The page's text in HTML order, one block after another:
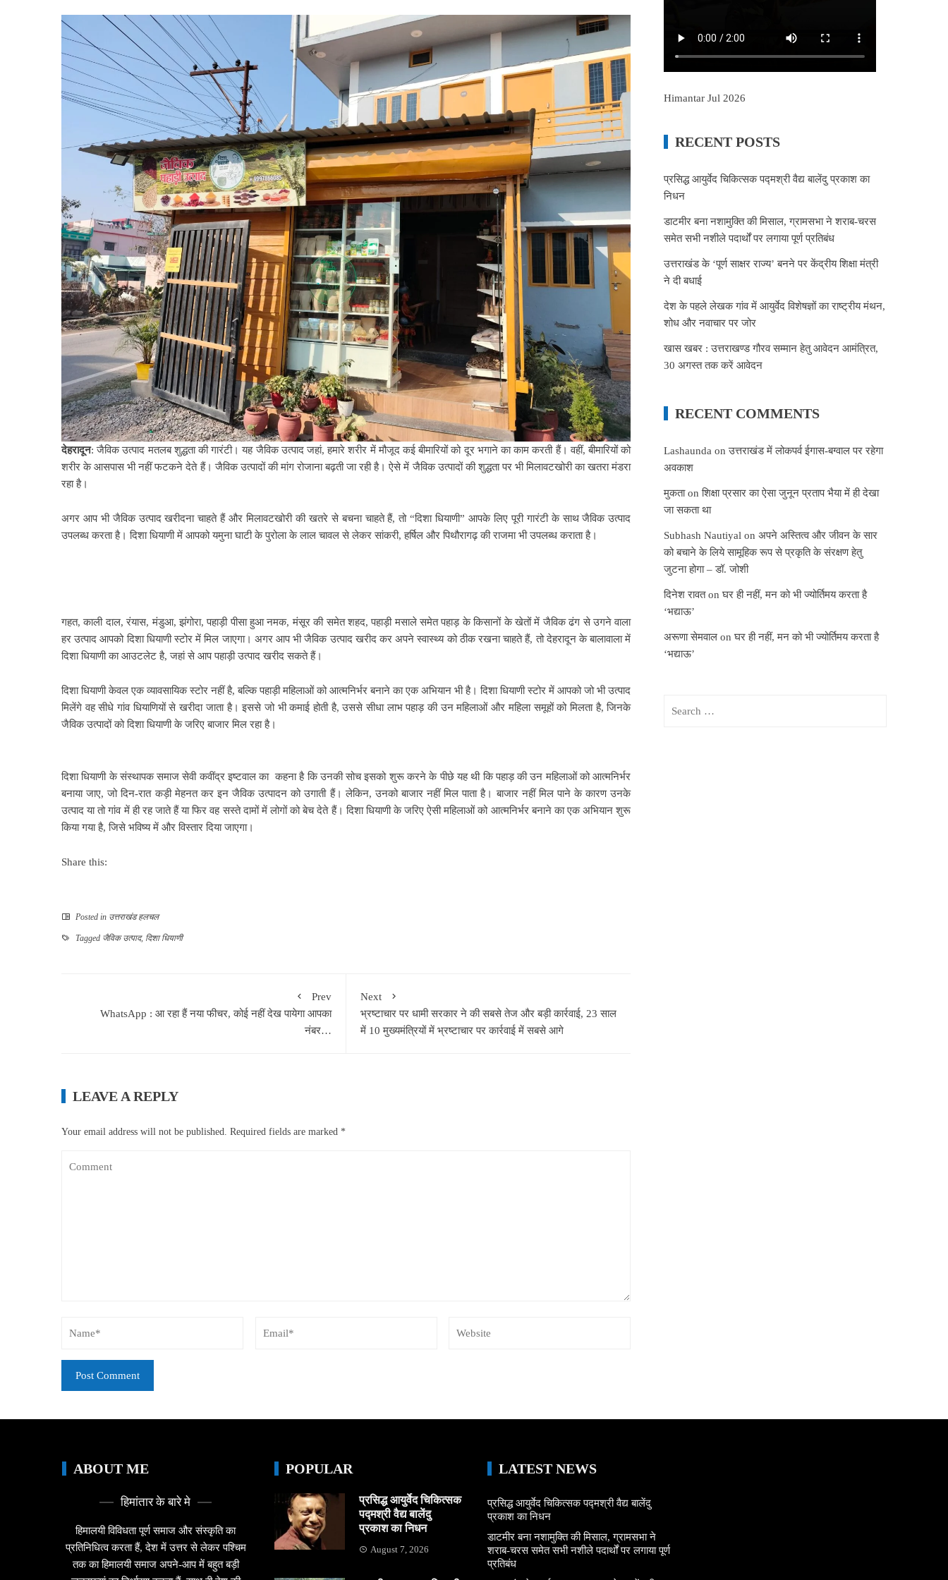
देहरादून: जैविक उत्पाद मतलब शुद्धता की गारंटी। यह जैविक उत्पाद जहां, हमारे शरीर में मौजूद कई बीमारियों को दूर भगाने का काम करती हैं। वहीं, बीमारियों को
शरीर के आसपास भी नहीं फटकने देते हैं। जैविक उत्पादों की मांग रोजाना बढ़ती जा रही है। ऐसे में जैविक उत्पादों की शुद्धता पर भी मिलावटखोरी का खतरा मंडरा
रहा है।
अगर आप भी जैविक उत्पाद खरीदना चाहते हैं और मिलावटखोरी की खतरे से बचना चाहते हैं, तो “दिशा धियाणी” आपके लिए पूरी गारंटी के साथ जैविक उत्पाद
उपलब्ध करता है। दिशा धियाणी में आपको यमुना घाटी के पुरोला के लाल चावल से लेकर सांकरी, हर्षिल और पिथौरागढ़ की राजमा भी उपलब्ध कराता है।
गहत, काली दाल, रंयास, मंडुआ, झंगोरा, पहाड़ी पीसा हुआ नमक, मंसूर की समेत शहद, पहाड़ी मसाले समेत पहाड़ के किसानों के खेतों में जैविक ढंग से उगने वाला
हर उत्पाद आपको दिशा धियाणी स्टोर में मिल जाएगा। अगर आप भी जैविक उत्पाद खरीद कर अपने स्वास्थ्य को ठीक रखना चाहते हैं, तो देहरादून के बालावाला में
दिशा धियाणी का आउटलेट है, जहां से आप पहाड़ी उत्पाद खरीद सकते हैं।
दिशा धियाणी केवल एक व्यावसायिक स्टोर नहीं है, बल्कि पहाड़ी महिलाओं को आत्मनिर्भर बनाने का एक अभियान भी है। दिशा धियाणी स्टोर में आपको जो भी उत्पाद
मिलेंगे वह सीधे गांव धियाणियों से खरीदा जाता है। इससे जो भी कमाई होती है, उससे सीधा लाभ पहाड़ की उन महिलाओं और महिला समूहों को मिलता है, जिनके
जैविक उत्पादों को दिशा धियाणी के जरिए बाजार मिल रहा है।
दिशा धियाणी के संस्थापक समाज सेवी कवींद्र इष्टवाल का कहना है कि उनकी सोच इसको शुरू करने के पीछे यह थी कि पहाड़ की उन महिलाओं को आत्मनिर्भर
बनाया जाए, जो दिन-रात कड़ी मेहनत कर इन जैविक उत्पादन को उगाती हैं। लेकिन, उनको बाजार नहीं मिल पाता है। बाजार नहीं मिल पाने के कारण उनके
उत्पाद या तो गांव में ही रह जाते हैं या फिर वह सस्ते दामों में लोगों को बेच देते हैं। दिशा धियाणी के जरिए ऐसी महिलाओं को आत्मनिर्भर बनाने का एक अभियान शुरू
किया गया है, जिसे भविष्य में और विस्तार दिया जाएगा।
Share this:
Posted in उत्तराखंड हलचल
Tagged जैविक उत्पाद, दिशा धियाणी
Prev
WhatsApp : आ रहा हैं नया फीचर, कोई नहीं देख पायेगा आपका
नंबर…
Next
भ्रष्टाचार पर धामी सरकार ने की सबसे तेज और बड़ी कार्रवाई, 23 साल
में 10 मुख्यमंत्रियों में भ्रष्टाचार पर कार्रवाई में सबसे आगे
LEAVE A REPLY
Your email address will not be published. Required fields are marked *
Himantar Jul 2026
RECENT POSTS
प्रसिद्ध आयुर्वेद चिकित्सक पद्मश्री वैद्य बालेंदु प्रकाश का
निधन
डाटमीर बना नशामुक्ति की मिसाल, ग्रामसभा ने शराब-चरस
समेत सभी नशीले पदार्थों पर लगाया पूर्ण प्रतिबंध
उत्तराखंड के ‘पूर्ण साक्षर राज्य’ बनने पर केंद्रीय शिक्षा मंत्री
ने दी बधाई
देश के पहले लेखक गांव में आयुर्वेद विशेषज्ञों का राष्ट्रीय मंथन,
शोध और नवाचार पर जोर
खास खबर : उत्तराखण्ड गौरव सम्मान हेतु आवेदन आमंत्रित,
30 अगस्त तक करें आवेदन
RECENT COMMENTS
Lashaunda onउत्तराखंड में लोकपर्व ईगास-बग्वाल पर रहेगा
अवकाश
मुकताonशिक्षा प्रसार का ऐसा जुनून प्रताप भैया में ही देखा
जा सकता था
Subhash Nautiyal onअपने अस्तित्व और जीवन के सार
को बचाने के लिये सामूहिक रूप से प्रकृति के संरक्षण हेतु
जुटना होगा – डॉ. जोशी
दिनेश रावतonघर ही नहीं, मन को भी ज्योर्तिमय करता है
‘भद्याऊ’
अरूणा सेमवाल onघर ही नहीं, मन को भी ज्योर्तिमय करता है
‘भद्याऊ’
ABOUT ME
हिमांतार के बारे मे
हिमालयी विविधता पूर्ण समाज और संस्कृति का
प्रतिनिधित्व करता हैं, देश में उत्तर से लेकर पश्चिम
तक का हिमालयी समाज अपने-आप में बहुत बड़ी
POPULAR
प्रसिद्ध आयुर्वेद चिकित्सक
पद्मश्री वैद्य बालेंदु
प्रकाश का निधन
August 7, 2026
LATEST NEWS
प्रसिद्ध आयुर्वेद चिकित्सक पद्मश्री वैद्य बालेंदु
प्रकाश का निधन
डाटमीर बना नशामुक्ति की मिसाल, ग्रामसभा ने
शराब-चरस समेत सभी नशीले पदार्थों पर लगाया पूर्ण
प्रतिबंध